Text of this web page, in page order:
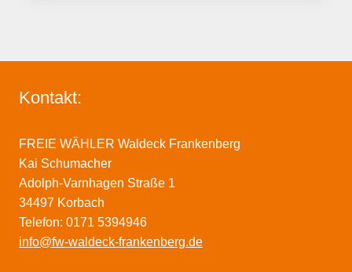
Kontakt:
FREIE WÄHLER Waldeck Frankenberg
Kai Schumacher
Adolph-Varnhagen Straße 1
34497 Korbach
Telefon: 0171 5394946
info@fw-waldeck-frankenberg.de